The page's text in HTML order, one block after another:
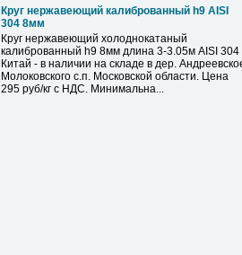
Круг нержавеющий калиброванный h9 AISI
304 8мм
Круг нержавеющий холоднокатаный
калиброванный h9 8мм длина 3-3.05м AISI 304
Китай - в наличии на складе в дер.
Молоковского с.п. Московской области. Цена
295 руб/кг с НДС. Минимальна...